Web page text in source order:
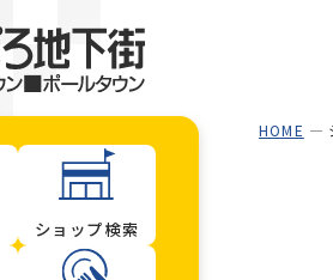
ショップ検索
HOME